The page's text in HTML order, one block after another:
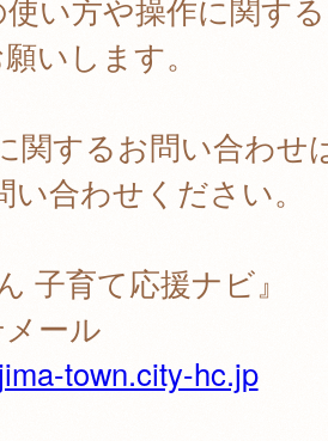
い方や操作に関す
いします。
関するお問い合わせ
い合わせください。
子育て応援ナビ』
ール
town.city-hc.jp